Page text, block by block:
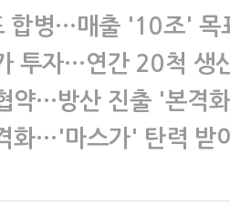
합병…매출 '10조' 목
투자…연간 20척 생
약…방산 진출 '본격
화…'마스가' 탄력 받